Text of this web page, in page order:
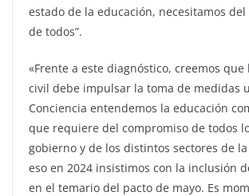
estado de la educación, necesitamos
de todos”.
«Frente a este diagnóstico, creemos que
civil debe impulsar la toma de medidas
Conciencia entendemos la educación
que requiere del compromiso de todos
gobierno y de los distintos sectores de
eso en 2024 insistimos con la inclusión
en el temario del pacto de mayo. Es